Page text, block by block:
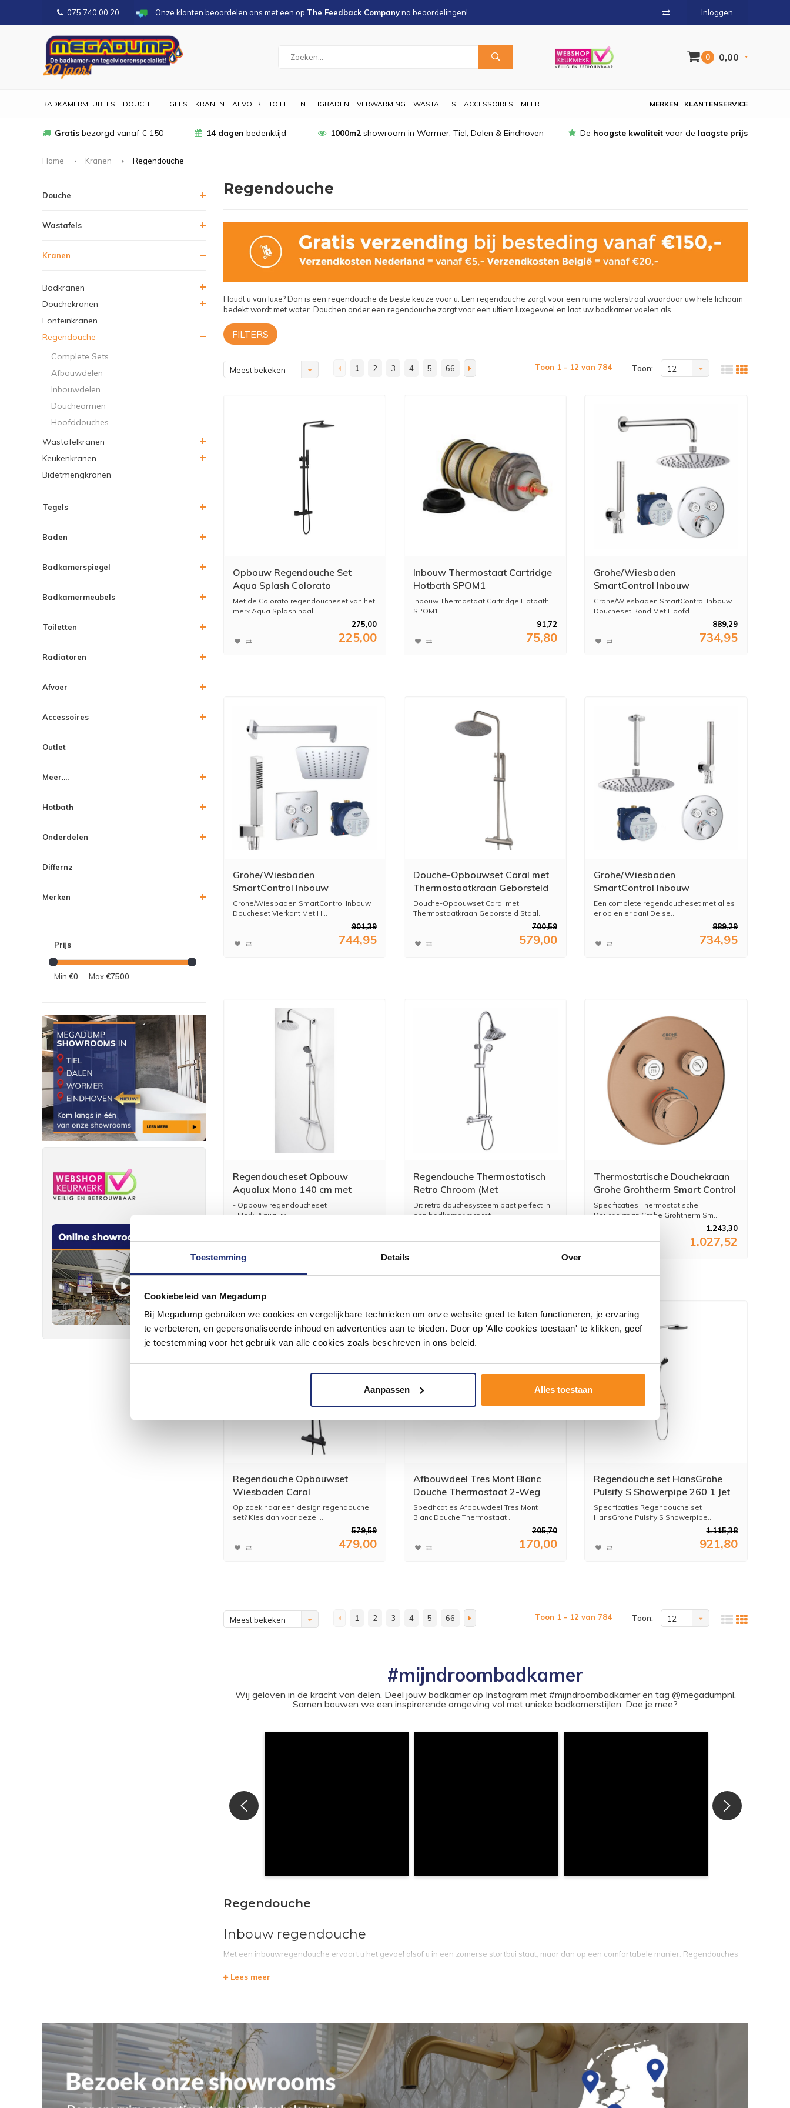
Toestemming Details Over
Cookiebeleid van Megadump
Bij Megadump gebruiken we cookies en vergelijkbare technieken om onze website goed te laten functioneren, je ervaring
te verbeteren, en gepersonaliseerde inhoud en advertenties aan te bieden. Door op 'Alle cookies toestaan' te klikken, geef
je toestemming voor het gebruik van alle cookies zoals beschreven in ons beleid.
Aanpassen Alles toestaan
075 740 00 20 Onze klanten beoordelen ons met een op The Feedback Companyna beoordelingen! Inloggen
0 0,00
BADKAMERMEUBELS DOUCHE TEGELS KRANEN AFVOER TOILETTEN LIGBADEN VERWARMING WASTAFELS ACCESSOIRES MEER.... KLANTENSERVICE
MERKEN
Gratis bezorgd vanaf € 150 14 dagen bedenktijd 1000m2showroom in Wormer, Tiel, Dalen & Eindhoven De hoogste kwaliteit voor de laagste prijs
Home Kranen Regendouche
Douche
Wastafels
Kranen
Badkranen
Douchekranen
Fonteinkranen
Regendouche
Complete Sets
Afbouwdelen
Inbouwdelen
Douchearmen
Hoofddouches
Wastafelkranen
Keukenkranen
Bidetmengkranen
Tegels
Baden
Badkamerspiegel
Badkamermeubels
Toiletten
Radiatoren
Afvoer
Accessoires
Outlet
Meer....
Hotbath
Onderdelen
Differnz
Merken
Prijs
Min €0 Max€7500
Regendouche
Houdt u van luxe? Dan is een regendouche de beste keuze voor u. Een regendouche zorgt voor een ruime waterstraal waardoor uw hele lichaam
bedekt wordt met water. Douchen onder een regendouche zorgt voor een ultiem luxegevoel en laat uw badkamer voelen als
FILTERS
Meest bekeken 1 2 3 4 5 66 Toon 1 - 12 van 784 Toon: 12
Opbouw Regendouche Set
Aqua Splash Colorato
Thermostatisch Hoofddouche
20 cm Vierkant Mat Zwart
Met de Colorato regendoucheset van het
merk Aqua Splash haal...
275,00
225,00
Inbouw Thermostaat Cartridge
Hotbath SPOM1
Inbouw Thermostaat Cartridge Hotbath
SPOM1
91,72
75,80
Grohe/Wiesbaden
SmartControl Inbouw
Doucheset Rond Met
Hoofddouche 20cm en
Grohe/Wiesbaden SmartControl Inbouw
Doucheset Rond Met Hoofd...
889,29
734,95
Grohe/Wiesbaden
SmartControl Inbouw
Doucheset Vierkant Met
Hoofddouche 20cm en
Grohe/Wiesbaden SmartControl Inbouw
Doucheset Vierkant Met H...
901,39
744,95
Douche-Opbouwset Caral met
Thermostaatkraan Geborsteld
Staal PVD Coating
Douche-Opbouwset Caral met
Thermostaatkraan Geborsteld Staal...
700,59
579,00
Grohe/Wiesbaden
SmartControl Inbouw
Doucheset Rond Met
Hoofddouche 20 cm en
Handdouche Plafond Uitloop
Compleet
Een complete regendoucheset met alles
er op en er aan! De se...
889,29
734,95
Regendoucheset Opbouw
Aqualux Mono 140 cm met
Thermostaatkraan Chroom
- Opbouw regendoucheset
- Merk: Aqualux
229,00
Regendouche Thermostatisch
Retro Chroom (Met
Handdouche)
Dit retro douchesysteem past perfect in
een badkamer met ret...
326,70
Thermostatische Douchekraan
Grohe Grohtherm Smart Control
met Omstelling Warm Sunset
Geborsteld
Specificaties Thermostatische
Douchekraan Grohe Grohtherm Sm...
1.243,30
1.027,52
Regendouche Opbouwset
Wiesbaden Caral
Thermostatisch 25cm Zwart
Op zoek naar een design regendouche
set? Kies dan voor deze ...
579,59
479,00
Afbouwdeel Tres Mont Blanc
Douche Thermostaat 2-Weg
Kruisgreep Chroom
Specificaties Afbouwdeel Tres Mont
Blanc Douche Thermostaat ...
205,70
170,00
Regendouche set HansGrohe
Pulsify S Showerpipe 260 1 Jet
Met ShowerTablet Select 400
Chroom
Specificaties Regendouche set
HansGrohe Pulsify S Showerpipe...
1.115,38
921,80
Meest bekeken 1 2 3 4 5 66 Toon 1 - 12 van 784 Toon: 12
#mijndroombadkamer
Wij geloven in de kracht van delen. Deel jouw badkamer op Instagram met #mijndroombadkamer en tag @megadumpnl.
Samen bouwen we een inspirerende omgeving vol met unieke badkamerstijlen. Doe je mee?
Regendouche
Inbouw regendouche
Met een inbouwregendouche ervaart u het gevoel alsof u in een zomerse stortbui staat, maar dan op een comfortabele manier. Regendouches
de douchewand, zonder dat de stang van de douche zichtbaar is. Op deze manier is de douche mooi afgewerkt in uw badkamer en heeft het
Opbouw regendouche
Regendouches kunt u ook installeren als opbouwdouche, dit houdt in dat de stang van de douche gedeeltelijk of volledig zichtbaar is in de
douche. Bij Megadump Wormer bepaalt u helemaal zelf de stijl van uw nieuwe badkamer, tot in details. Wij bieden verschillende soorten opbouw
regendouches in allerlei stijlen. Hiermee kunt u uw badkamer precies inrichten naar uw wens en heeft u de vrije hand in het design.
Kranen
Lees meer